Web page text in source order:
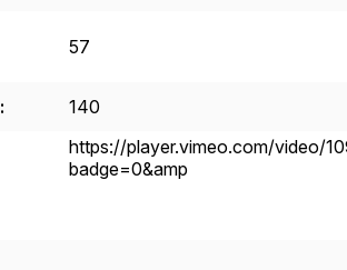
57
: 140
https://player.vimeo.com/video/
badge=0&amp